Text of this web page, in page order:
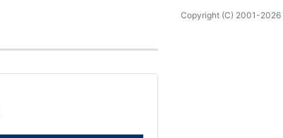
Copyright (C) 2001-2026